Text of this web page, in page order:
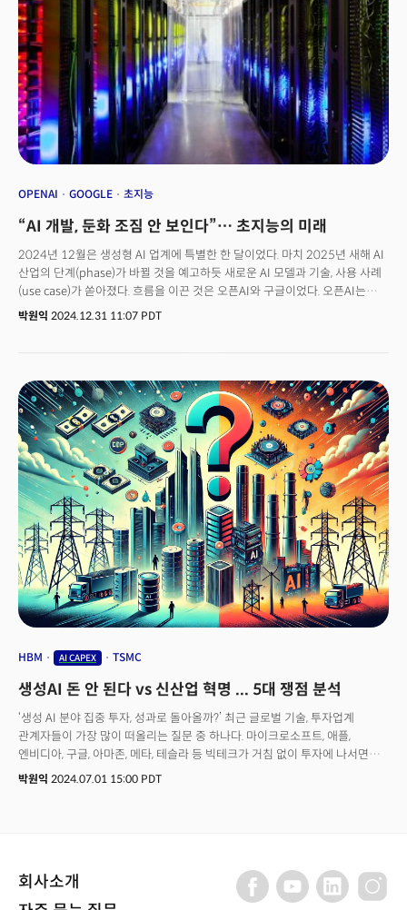
규모로 설계되는데 이는 3.2기가와트로 운영되는 영국의 신규 원자력 발전소
시즐웰C보다 큰 규모다.마크 저커버그 CEO는 실적 발표에서 "AI의 미래에
투자할 적기"라며 "새로운 기회를 열고 핵심 사업을 강화할 것"이라고
강조했다. 메타 주가는 실적 발표 후 12% 급등해 779달러의 사상 최고가를
기록했다.
OPENAI GOOGLE 초지능
“AI 개발, 둔화 조짐 안 보인다”… 초지능의 미래
2024년 12월은 생성형 AI 업계에 특별한 한 달이었다. 마치 2025년 새해 AI
산업의 단계(phase)가 바뀔 것을 예고하듯 새로운 AI 모델과 기술, 사용 사례
(use case)가 쏟아졌다. 흐름을 이끈 것은 오픈AI와 구글이었다. 오픈AI는
12월 20일까지 무려 12일 연속 새로운 모델, 제품, 기능을 발표하는 ‘12 Days
3)’, 월드 모델 ‘지니2(Genie 2)’를 공개하며 폭풍 같은 연말을
완성했다. 더밀크는 AI 전문가들의 시선을 통해 2024년 말 몰아친 AI
이벤트의 의미를 정리하고, 2025년 이후 다가올 미래에 대해 살펴봤다.
박원익 2024.12.31 11:07 PDT
HBM AI CAPEX TSMC
생성AI 돈 안 된다 vs 신산업 혁명 ... 5대 쟁점 분석
‘생성 AI 분야 집중 투자, 성과로 돌아올까?’ 최근 글로벌 기술, 투자업계
관계자들이 가장 많이 떠올리는 질문 중 하나다. 마이크로소프트, 애플,
엔비디아, 구글, 아마존, 메타, 테슬라 등 빅테크가 거침 없이 투자에 나서면서
투자수익률(ROI)에 대한 의문이 더 커진 것이다. 빅테크는 향후 몇 년 동안 AI
보고서의 주요 내용을 5개의 시각으로 정리했다.
박원익 2024.07.01 15:00 PDT
회사소개